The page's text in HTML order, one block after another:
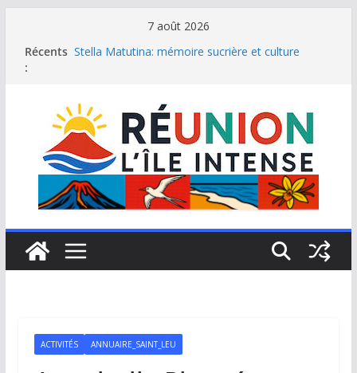
contenu
7 août 2026
Récents
:
Stella Matutina: mémoire sucrière et culture
Une journée de détente à l’Hôtel Iloha à Saint Leu
Le samoussa de La Réunion, emblème de l’île
intense
Le Musée du sel de Saint Leu: site culturel à
découvrir
ACTIVITÉS ANNUAIRE_SAINT_LEU